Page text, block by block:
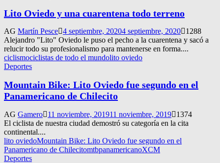
Lito Oviedo y una cuarentena todo terreno
AG Martín Pesce 4 septiembre, 20204 septiembre, 2020
1288
Alejandro "Lito" Oviedo le puso el pecho a la cuarentena y sacó a
relucir todo su profesionalismo para mantenerse en forma....
ciclismociclistas de todo el mundolito oviedo
Deportes
Mountain Bike: Lito Oviedo fue segundo en el
Panamericano de Chilecito
AG Gamero 11 noviembre, 201911 noviembre, 2019
1374
El ciclista de nuestra ciudad demostró su categoría en la cita
continental....
lito oviedoMountain Bike: Lito Oviedo fue segundo en el
Panamericano de ChilecitomtbpanamericanoXCM
Deportes